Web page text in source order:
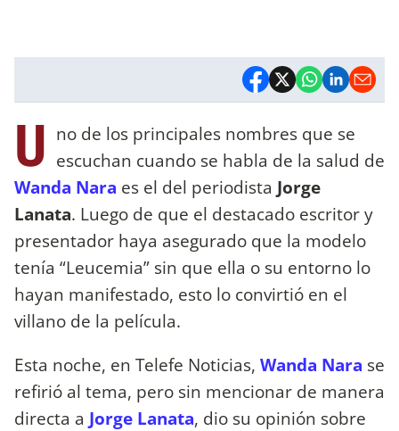
U no de los principales nombres que se
escuchan cuando se habla de la salud de
Wanda Nara es el del periodista Jorge
Lanata. Luego de que el destacado escritor y
presentador haya asegurado que la modelo
tenía “Leucemia” sin que ella o su entorno lo
hayan manifestado, esto lo convirtió en el
villano de la película.
Esta noche, en Telefe Noticias, Wanda Nara se
refirió al tema, pero sin mencionar de manera
directa a Jorge Lanata, dio su opinión sobre